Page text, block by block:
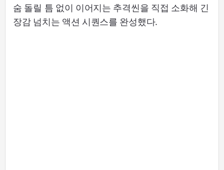
숨 돌릴 틈 없이 이어지는 추격씬을 직접 소화해 긴
장감 넘치는 액션 시퀀스를 완성했다.